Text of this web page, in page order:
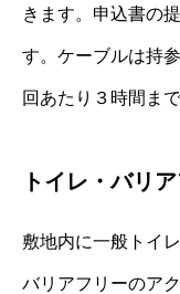
きます。申込書の
す。ケーブルは持
回あたり３時間ま
トイレ・バリ
敷地内に一般トイ
バリアフリーのア